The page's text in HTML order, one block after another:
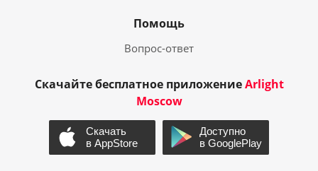
Помощь
Вопрос-ответ
Скачайте бесплатное приложениеArlight
Moscow